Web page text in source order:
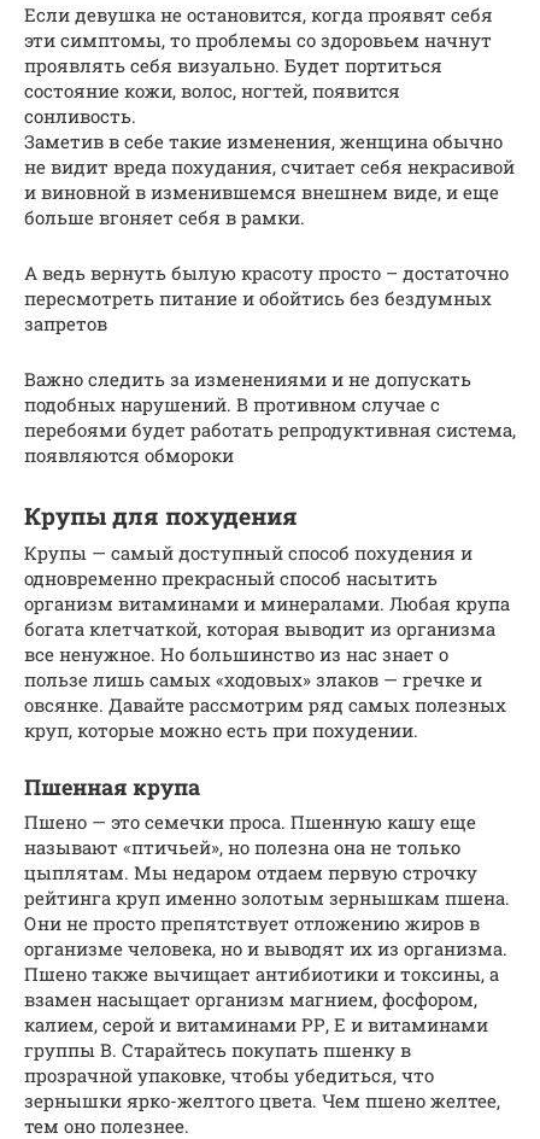
Если девушка не остановится, когда проявят себя
эти симптомы, то проблемы со здоровьем начнут
проявлять себя визуально. Будет портиться
состояние кожи, волос, ногтей, появится
сонливость.
Заметив в себе такие изменения, женщина обычно
не видит вреда похудания, считает себя некрасивой
и виновной в изменившемся внешнем виде, и еще
больше вгоняет себя в рамки.
А ведь вернуть былую красоту просто – достаточно
пересмотреть питание и обойтись без бездумных
запретов
Важно следить за изменениями и не допускать
подобных нарушений. В противном случае с
перебоями будет работать репродуктивная система,
появляются обмороки
Крупы для похудения
Крупы — самый доступный способ похудения и
одновременно прекрасный способ насытить
организм витаминами и минералами. Любая крупа
богата клетчаткой, которая выводит из организма
все ненужное. Но большинство из нас знает о
пользе лишь самых «ходовых» злаков — гречке и
овсянке. Давайте рассмотрим ряд самых полезных
круп, которые можно есть при похудении.
Пшенная крупа
Пшено — это семечки проса. Пшенную кашу еще
называют «птичьей», но полезна она не только
цыплятам. Мы недаром отдаем первую строчку
рейтинга круп именно золотым зернышкам пшена.
Они не просто препятствует отложению жиров в
организме человека, но и выводят их из организма.
Пшено также вычищает антибиотики и токсины, а
взамен насыщает организм магнием, фосфором,
калием, серой и витаминами РР, Е и витаминами
группы В. Старайтесь покупать пшенку в
прозрачной упаковке, чтобы убедиться, что
зернышки ярко-желтого цвета. Чем пшено желтее,
тем оно полезнее.